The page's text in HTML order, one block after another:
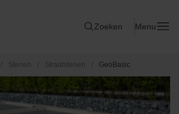
Zoeken Menu
/ Stenen / Straatstenen / GeoBasic